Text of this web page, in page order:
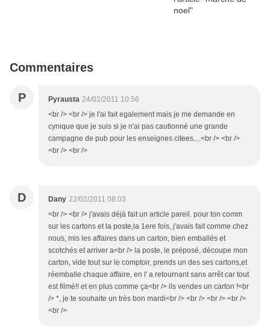
Commentaires
P Pyrausta 24/02/2011 10:56
<br /> <br /> je l'ai fait egalement mais je me demande en
cynique que je suis si je n'ai pas cautionné une grande
campagne de pub pour les enseignes citees....<br /> <br />
<br /> <br />
D Dany 22/02/2011 08:03
<br /> <br /> j'avais déjà fait un article pareil. pour ton comm
sur les cartons et la poste,la 1ere fois, j'avais fait comme chez
nous, mis les affaires dans un carton, bien emballés et
scotchés et arriver a<br /> la poste, le préposé, découpe mon
carton, vide tout sur le comptoir, prends un des ses cartons,et
réemballe chaque affaire, en l' a retournant sans arrêt car tout
est filmé!! et en plus comme ça<br /> ils vendes un carton !<br
/> *, je te souhaite un très bon mardi<br /> <br /> <br /> <br />
<br />